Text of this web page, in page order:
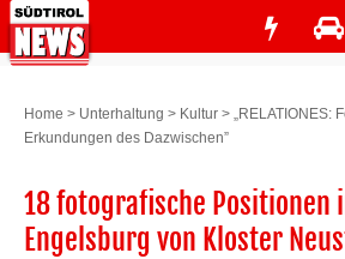
Home > Unterhaltung > Kultur > „RELATIONES:
Erkundungen des Dazwischen”
18 fotografische Positionen
Engelsburg von Kloster